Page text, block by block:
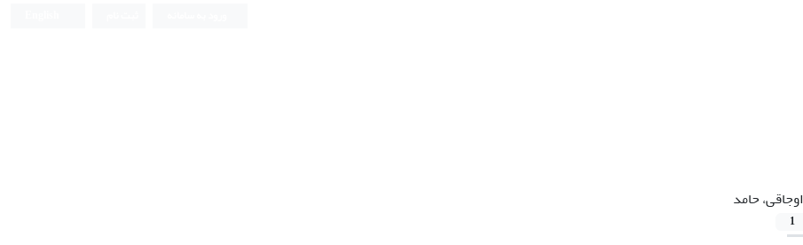
اوجاقی، حامد
1